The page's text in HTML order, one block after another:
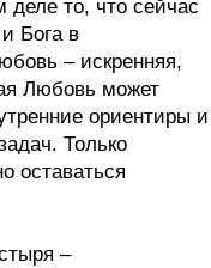
деле то, что сейчас
Бога в
– искренняя,
Любовь может
ориентиры и
Только
оставаться
–